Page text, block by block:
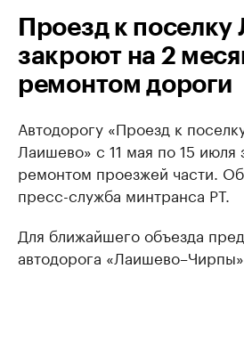
Проезд к
закроют на 2
ремонтом дороги
Автодорогу «Проезд к
Лаишево» с 11 мая по 15 июля
ремонтом проезжей части.
пресс-служба минтранса РТ.
Для ближайшего объезда
автодорога «Лаишево–Чирпы».